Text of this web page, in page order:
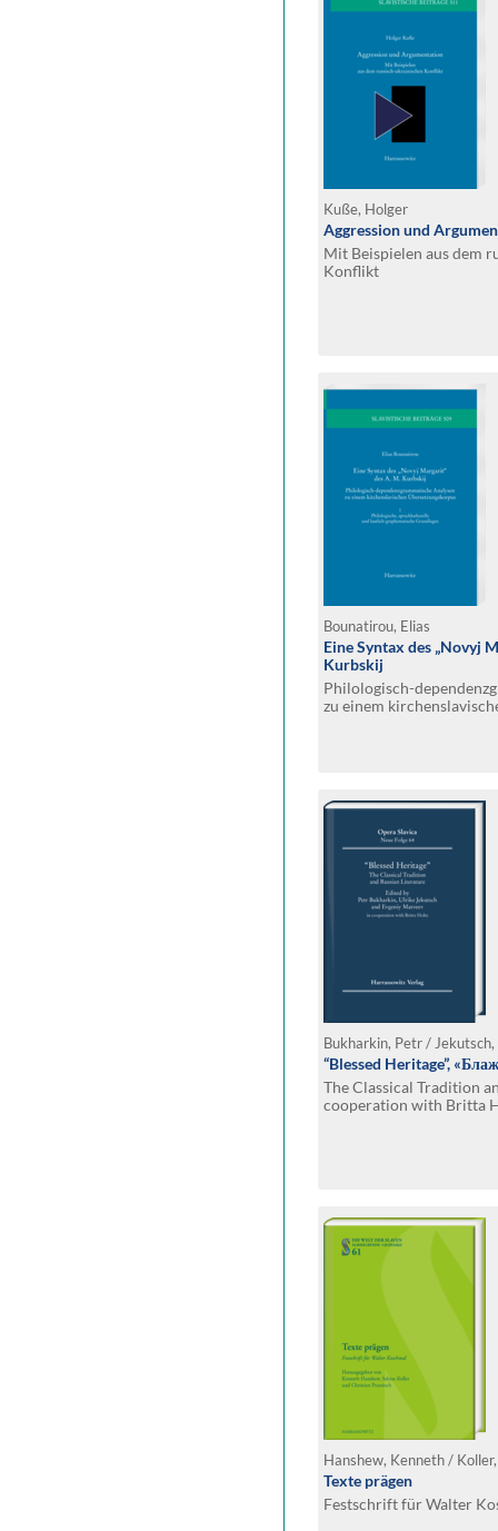
Kuße, Holger
Aggression und
Mit Beispielen aus dem
Konflikt
Bounatirou, Elias
Eine Syntax des „Novyj
Kurbskij
Philologisch-
zu einem
“Blessed Heritage”,
The Classical Tradition
cooperation with Britta
Texte prägen
Festschrift für Walter